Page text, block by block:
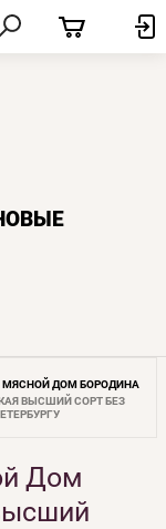
МЯСНОЙ ДОМ БОРОДИНА
ВЫСШИЙ СОРТ БЕЗ
Дом